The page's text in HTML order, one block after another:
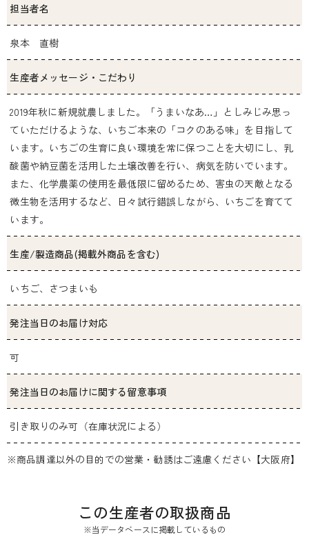
担当者名
泉本 直樹
生産者メッセージ・こだわり
2019年秋に新規就農しました。「うまいなあ…」としみじみ思っ
ていただけるような、いちご本来の「コクのある味」を目指して
います。いちごの生育に良い環境を常に保つことを大切にし、乳
酸菌や納豆菌を活用した土壌改善を行い、病気を防いでいます。
また、化学農薬の使用を最低限に留めるため、害虫の天敵となる
微生物を活用するなど、日々試行錯誤しながら、いちごを育てて
います。
生産/製造商品(掲載外商品を含む)
いちご、さつまいも
発注当日のお届け対応
可
発注当日のお届けに関する留意事項
引き取りのみ可（在庫状況による）
※商品調達以外の目的での営業・勧誘はご遠慮ください【大阪府】
この生産者の取扱商品
※当データベースに掲載しているもの